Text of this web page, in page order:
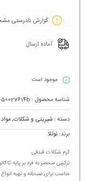
گزارش نادرستی
آماده ارسال
موجود است
شناسه محصول :
دسته : شیرینی و شکلات,
برند: نوتلا
کرم شکلات فندقی
ترکیبی منحصر به فرد بر پایه
مناسب برای صبحانه و تهیه